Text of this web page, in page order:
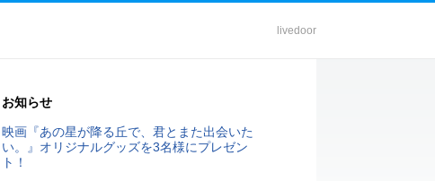
livedoor
お知らせ
映画『あの星が降る丘で、君とまた出会いた
い。』オリジナルグッズを3名様にプレゼン
ト！